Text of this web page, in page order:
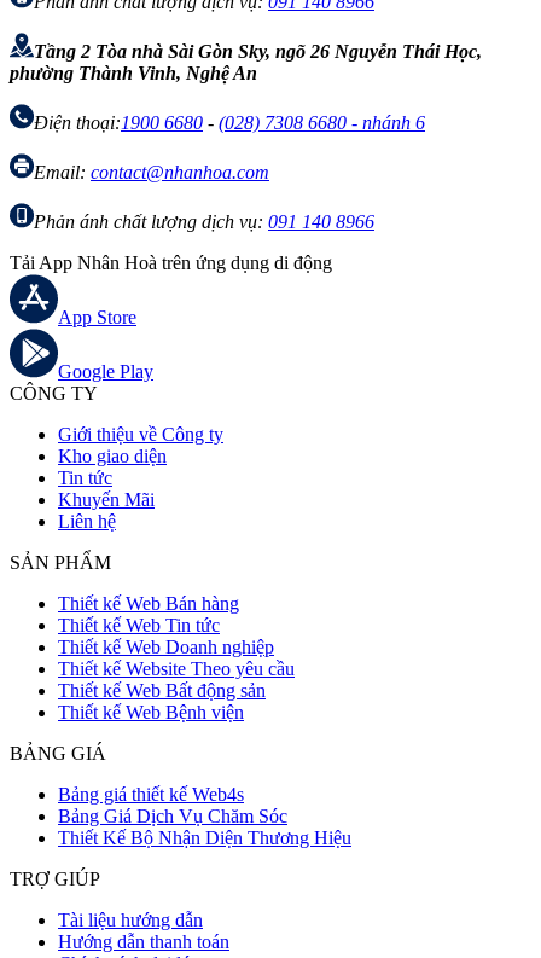
Tầng 2 Tòa nhà Sài Gòn Sky, ngõ 26 Nguyễn Thái Học,
phường Thành Vinh, Nghệ An
Điện thoại:1900 6680 - (028) 7308 6680 - nhánh 6
Email: contact@nhanhoa.com
Phản ánh chất lượng dịch vụ: 091 140 8966
Tải App Nhân Hoà trên ứng dụng di động
App Store
Google Play
CÔNG TY
Giới thiệu về Công ty
Kho giao diện
Tin tức
Khuyến Mãi
Liên hệ
SẢN PHẨM
Thiết kế Web Bán hàng
Thiết kế Web Tin tức
Thiết kế Web Doanh nghiệp
Thiết kế Website Theo yêu cầu
Thiết kế Web Bất động sản
Thiết kế Web Bệnh viện
BẢNG GIÁ
Bảng giá thiết kế Web4s
Bảng Giá Dịch Vụ Chăm Sóc
Thiết Kế Bộ Nhận Diện Thương Hiệu
TRỢ GIÚP
Tài liệu hướng dẫn
Hướng dẫn thanh toán